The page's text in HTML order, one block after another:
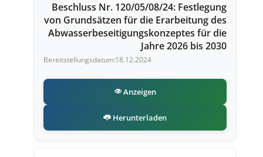
Beschluss Nr. 120/05/08/24: Festlegung
von Grundsätzen für die Erarbeitung des
Abwasserbeseitigungskonzeptes für die
Jahre 2026 bis 2030
18.12.2024
Anzeigen
Herunterladen